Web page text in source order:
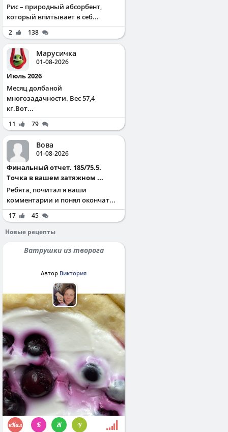
Рис – природный абсорбент,
который впитывает в себ...
2 138
Марусичка
01-08-2026
Июль 2026
Месяц долбаной
многозадачности. Вес 57,4
кг.Вот...
11 79
Вова
01-08-2026
Финальный отчет. 185/75.5.
Точка в вашем затяжном ...
Ребята, почитал я ваши
комментарии и понял окончат...
17
45
Новые рецепты
Ватрушки из творога
Автор Виктория